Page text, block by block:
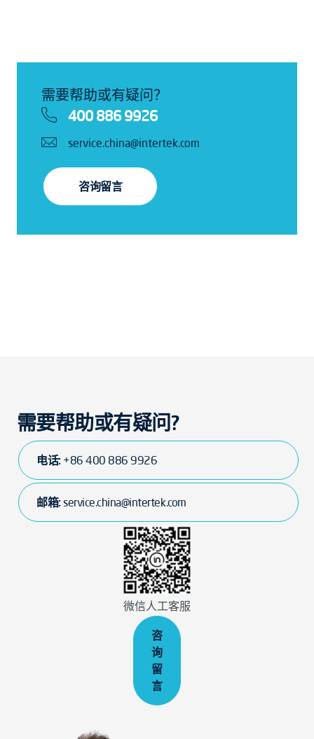
需要帮助或有疑问？
400 886 9926
service.china@intertek.com
咨询留言
需要帮助或有疑问?
电话: +86 400 886 9926
邮箱:service.china@intertek.com
微信人工客服
咨
询
留
言